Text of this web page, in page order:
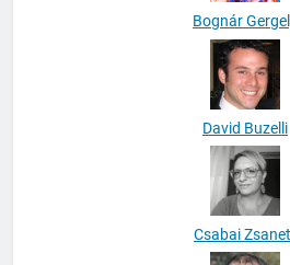
Bognár Gergely
David Buzelli
Csabai Zsanett